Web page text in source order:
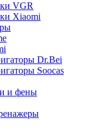
VGR
Xiaomi
Dr.Bei
Soocas
и фены